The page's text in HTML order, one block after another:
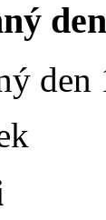
den
den